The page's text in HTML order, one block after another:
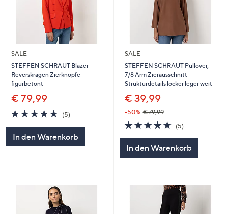
SALE
STEFFEN SCHRAUT Blazer
Reverskragen Zierknöpfe
figurbetont
€ 79,99
5.0
von
5
(5)
In den Warenkorb
SALE
STEFFEN SCHRAUT Pullover,
7/8 Arm Zierausschnitt
Strukturdetails locker leger weit
€ 39,99
-50% € 79,99
5.0
von
(5)5
In den Warenkorb